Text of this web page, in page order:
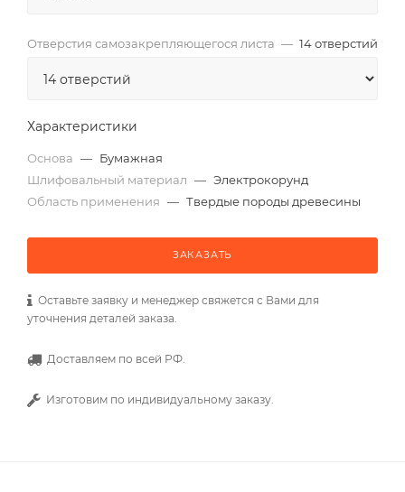
Отверстия самозакрепляющегося листа — 14 отверстий
Характеристики
Основа — Бумажная
Шлифовальный материал — Электрокорунд
Область применения — Твердые породы древесины
ЗАКАЗАТЬ
Оставьте заявку и менеджер свяжется с Вами для
уточнения деталей заказа.
Доставляем по всей РФ.
Изготовим по индивидуальному заказу.